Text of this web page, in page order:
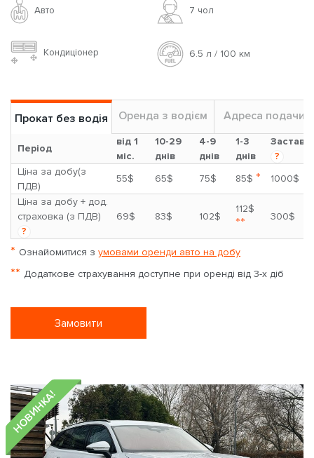
Авто 7 чoл
Кондиціонер 6.5 л / 100 км
Прокат без водія Оренда з водієм Адреса подачи
Період
від 1
міс.
10-29
днів
4-9
днів
1-3
днів
Застава
?
Ціна за добу(з
ПДВ)
55$ 65$ 75$ 85$ *
1000$
Ціна за добу + дод.
страховка (з ПДВ)
?
69$ 83$ 102$
112$
** 300$
* Ознайомитися з умовами оренди авто на добу
** Додаткове страхування доступне при оренді від 3-х діб
Замовити
НОВИНКА!